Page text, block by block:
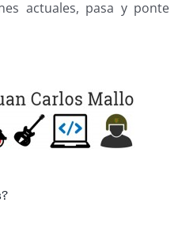
actuales, pasa y ponte